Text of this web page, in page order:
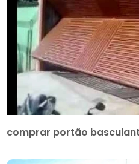
comprar portão